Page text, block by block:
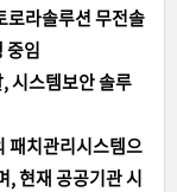
로라솔루션 무전솔
중임
시스템보안 솔루
치관리시스템으
, 현재 공공기관 시